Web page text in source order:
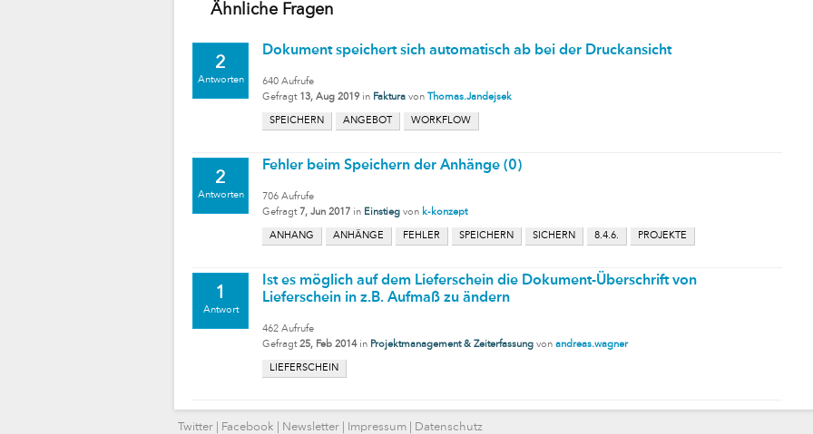
Ähnliche Fragen
2
Antworten
Dokument speichert sich automatisch ab bei der Druckansicht
640 Aufrufe
Gefragt 13, Aug 2019 in Faktura von Thomas.Jandejsek
SPEICHERN ANGEBOT WORKFLOW
2
Antworten
Fehler beim Speichern der Anhänge (0)
706 Aufrufe
Gefragt 7, Jun 2017 in Einstieg von k-konzept
ANHANG ANHÄNGE FEHLER SPEICHERN SICHERN 8.4.6. PROJEKTE
1
Antwort
Ist es möglich auf dem Lieferschein die Dokument-Überschrift von
Lieferschein in z.B. Aufmaß zu ändern
462 Aufrufe
Gefragt 25, Feb 2014 in Projektmanagement & Zeiterfassung von andreas.wagner
LIEFERSCHEIN
Twitter Facebook Newsletter Impressum Datenschutz